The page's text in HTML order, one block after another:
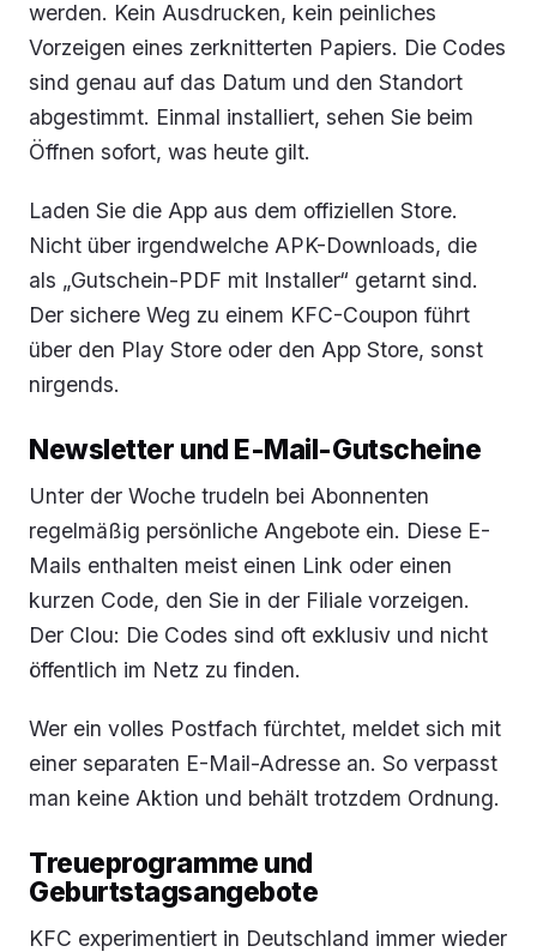
werden. Kein Ausdrucken, kein peinliches
Vorzeigen eines zerknitterten Papiers. Die Codes
sind genau auf das Datum und den Standort
abgestimmt. Einmal installiert, sehen Sie beim
Öffnen sofort, was heute gilt.
Laden Sie die App aus dem offiziellen Store.
Nicht über irgendwelche APK-Downloads, die
als „Gutschein-PDF mit Installer“ getarnt sind.
Der sichere Weg zu einem KFC-Coupon führt
über den Play Store oder den App Store, sonst
nirgends.
Newsletter und E-Mail-Gutscheine
Unter der Woche trudeln bei Abonnenten
regelmäßig persönliche Angebote ein. Diese E-
Mails enthalten meist einen Link oder einen
kurzen Code, den Sie in der Filiale vorzeigen.
Der Clou: Die Codes sind oft exklusiv und nicht
öffentlich im Netz zu finden.
Wer ein volles Postfach fürchtet, meldet sich mit
einer separaten E-Mail-Adresse an. So verpasst
man keine Aktion und behält trotzdem Ordnung.
Treueprogramme und
Geburtstagsangebote
KFC experimentiert in Deutschland immer wieder